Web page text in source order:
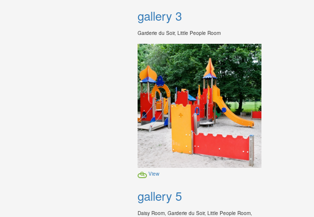
gallery 3
Garderie du Soir, Little People Room
View
gallery 5
Daisy Room, Garderie du Soir, Little People Room,